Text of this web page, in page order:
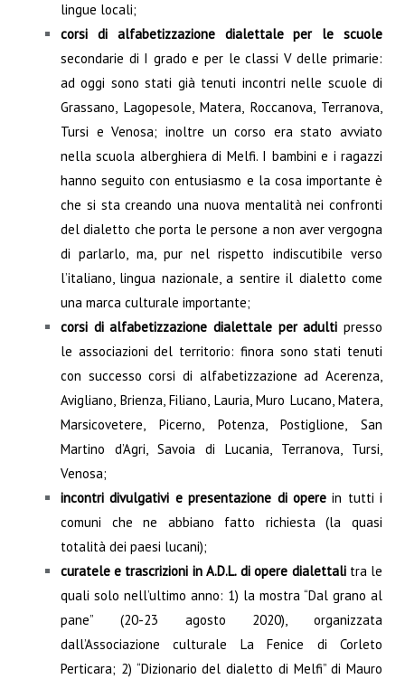
lingue locali;
corsi di alfabetizzazione dialettale per le scuole
secondarie di I grado e per le classi V delle primarie:
ad oggi sono stati già tenuti incontri nelle scuole di
Grassano, Lagopesole, Matera, Roccanova, Terranova,
Tursi e Venosa; inoltre un corso era stato avviato
nella scuola alberghiera di Melfi. I bambini e i ragazzi
hanno seguito con entusiasmo e la cosa importante è
che si sta creando una nuova mentalità nei confronti
del dialetto che porta le persone a non aver vergogna
di parlarlo, ma, pur nel rispetto indiscutibile verso
l’italiano, lingua nazionale, a sentire il dialetto come
una marca culturale importante;
corsi di alfabetizzazione dialettale per adulti presso
le associazioni del territorio: finora sono stati tenuti
con successo corsi di alfabetizzazione ad Acerenza,
Avigliano, Brienza, Filiano, Lauria, Muro Lucano, Matera,
Marsicovetere, Picerno, Potenza, Postiglione, San
Martino d’Agri, Savoia di Lucania, Terranova, Tursi,
Venosa;
incontri divulgativi e presentazione di operein tutti i
comuni che ne abbiano fatto richiesta (la quasi
totalità dei paesi lucani);
curatele e trascrizioni in A.D.L. di opere dialettalitra le
quali solo nell’ultimo anno: 1) la mostra “Dal grano al
pane” (20-23 agosto 2020), organizzata
dall’Associazione culturale La Fenice di Corleto
Perticara; 2) “Dizionario del dialetto di Melfi” di Mauro